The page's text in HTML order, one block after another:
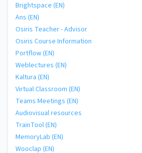
Brightspace (EN)
Ans (EN)
Osiris Teacher - Advisor
Osiris Course Information
Portflow (EN)
Weblectures (EN)
Kaltura (EN)
Virtual Classroom (EN)
Teams Meetings (EN)
Audiovisual resources
TrainTool (EN)
MemoryLab (EN)
Wooclap (EN)